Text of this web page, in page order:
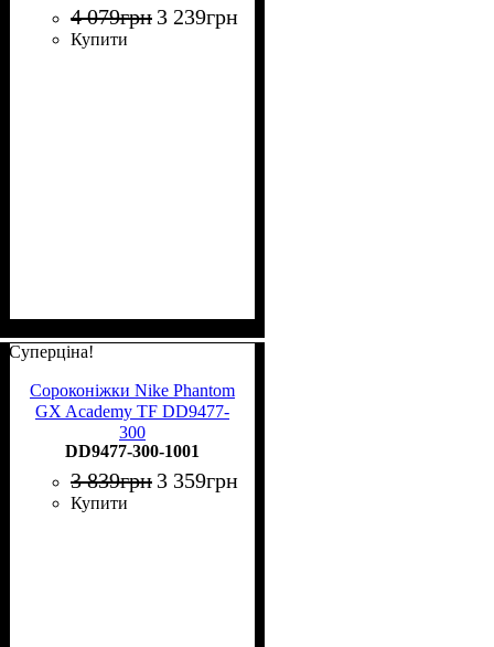
4 079грн 3 239грн
Купити
Суперціна!
Сороконіжки Nike Phantom
GX Academy TF DD9477-
300
DD9477-300-1001
3 839грн 3 359грн
Купити